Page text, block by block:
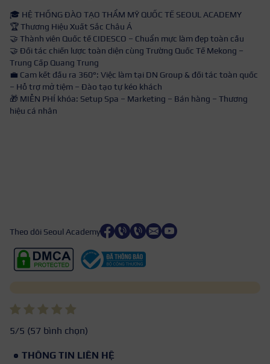
🎓 HỆ THỐNG ĐÀO TẠO THẨM MỸ QUỐC TẾ SEOUL ACADEMY
🏆 Thương Hiệu Xuất Sắc Châu Á
🤝 Thành viên Quốc tế CIDESCO – Chuẩn mực làm đẹp toàn cầu
🤝 Đối tác chiến lược toàn diện cùng Trường Quốc Tế Mekong –
Trung Cấp Quang Trung
💼 Cam kết đầu ra 360°: Việc làm tại DN Group & đối tác toàn quốc
– Hỗ trợ mở tiệm – Đào tạo tự kéo khách
🎁 MIỄN PHÍ khóa: Setup Spa – Marketing – Bán hàng – Thương
hiệu cá nhân
Theo dõi Seoul Academy
5/5 (57 bình chọn)
THÔNG TIN LIÊN HỆ